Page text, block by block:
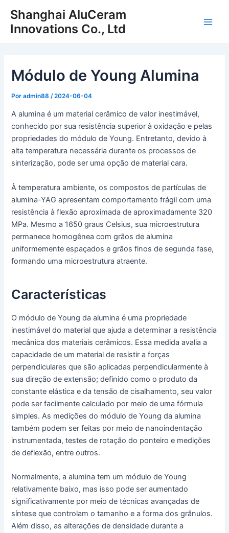
paraShanghai AluCeram
Innovations Co., Ltd
Módulo de Young Alumina
Poradmin88/2024-06-04
A alumina é um material cerâmico de valor inestimável,
conhecido por sua resistência superior à oxidação e pelas
propriedades do módulo de Young. Entretanto, devido à
alta temperatura necessária durante os processos de
sinterização, pode ser uma opção de material cara.
À temperatura ambiente, os compostos de partículas de
alumina-YAG apresentam comportamento frágil com uma
resistência à flexão aproximada de aproximadamente 320
MPa. Mesmo a 1650 graus Celsius, sua microestrutura
permanece homogênea com grãos de alumina
uniformemente espaçados e grãos finos de segunda fase,
formando uma microestrutura atraente.
Características
O módulo de Young da alumina é uma propriedade
inestimável do material que ajuda a determinar a resistência
mecânica dos materiais cerâmicos. Essa medida avalia a
capacidade de um material de resistir a forças
perpendiculares que são aplicadas perpendicularmente à
sua direção de extensão; definido como o produto da
constante elástica e da tensão de cisalhamento, seu valor
pode ser facilmente calculado por meio de uma fórmula
simples. As medições do módulo de Young da alumina
também podem ser feitas por meio de nanoindentação
instrumentada, testes de rotação do ponteiro e medições
de deflexão, entre outros.
Normalmente, a alumina tem um módulo de Young
relativamente baixo, mas isso pode ser aumentado
significativamente por meio de técnicas avançadas de
síntese que controlam o tamanho e a forma dos grânulos.
Além disso, as alterações de densidade durante a